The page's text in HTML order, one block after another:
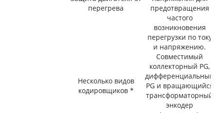
перегрева
предотвращения
частого
возникновения
перегрузки по току
и напряжению.
Несколько видов
кодировщиков *
Совместимый
коллекторный PG,
дифференциальный
PG и вращающийся
трансформаторный
энкодер